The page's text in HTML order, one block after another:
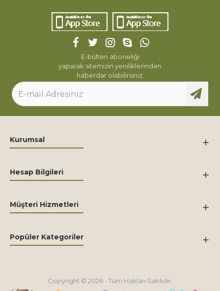
E-bülten aboneliği
yaparak sitemizin yeniliklerinden
haberdar olabilirsiniz.
Kurumsal
Hesap Bilgileri
Müşteri Hizmetleri
Popüler Kategoriler
Copyright © 2026 - Tüm Hakları Saklıdır.